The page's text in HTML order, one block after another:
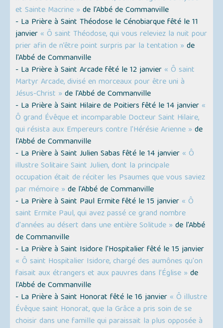
et Sainte Macrine » de l'Abbé de Commanville
- La Prière à Saint Théodose le Cénobiarque fêté le 11
janvier « Ô saint Théodose, qui vous releviez la nuit pour
prier afin de n’être point surpris par la tentation » de
l'Abbé de Commanville
- La Prière à Saint Arcade fêté le 12 janvier « Ô saint
Martyr Arcade, divisé en morceaux pour être uni à
Jésus-Christ » de l'Abbé de Commanville
- La Prière à Saint Hilaire de Poitiers fêté le 14 janvier «
Ô grand Évêque et incomparable Docteur Saint Hilaire,
qui résista aux Empereurs contre l'Hérésie Arienne » de
l'Abbé de Commanville
- La Prière à Saint Julien Sabas fêté le 14 janvier « Ô
illustre Solitaire Saint Julien, dont la principale
occupation était de réciter les Psaumes que vous saviez
par mémoire » de l'Abbé de Commanville
- La Prière à Saint Paul Ermite fêté le 15 janvier « Ô
saint Ermite Paul, qui avez passé ce grand nombre
d'années au désert dans une entière Solitude » de l'Abbé
de Commanville
- La Prière à Saint Isidore l'Hospitalier fêté le 15 janvier
« Ô saint Hospitalier Isidore, chargé des aumônes qu'on
faisait aux étrangers et aux pauvres dans l’Église » de
l'Abbé de Commanville
- La Prière à Saint Honorat fêté le 16 janvier « Ô illustre
Évêque saint Honorat, que la Grâce a pris soin de se
choisir dans une famille qui paraissait la plus opposée à